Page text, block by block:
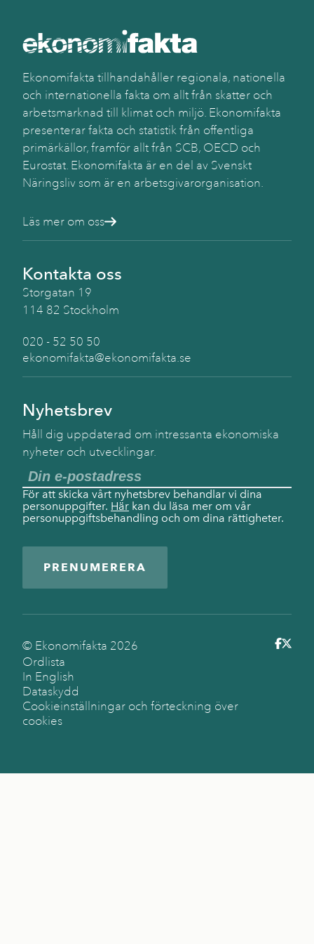
Ekonomifakta tillhandahåller regionala, nationella
och internationella fakta om allt från skatter och
arbetsmarknad till klimat och miljö. Ekonomifakta
presenterar fakta och statistik från offentliga
primärkällor, framför allt från SCB, OECD och
Eurostat. Ekonomifakta är en del av Svenskt
Näringsliv som är en arbetsgivarorganisation.
Läs mer om oss
Kontakta oss
Storgatan 19
114 82 Stockholm
020 - 52 50 50
ekonomifakta@ekonomifakta.se
Nyhetsbrev
Håll dig uppdaterad om intressanta ekonomiska
nyheter och utvecklingar.
För att skicka vårt nyhetsbrev behandlar vi dina
personuppgifter. Här kan du läsa mer om vår
personuppgiftsbehandling och om dina rättigheter.
PRENUMERERA
© Ekonomifakta 2026
Ordlista
In English
Dataskydd
Cookieinställningar och förteckning över
cookies